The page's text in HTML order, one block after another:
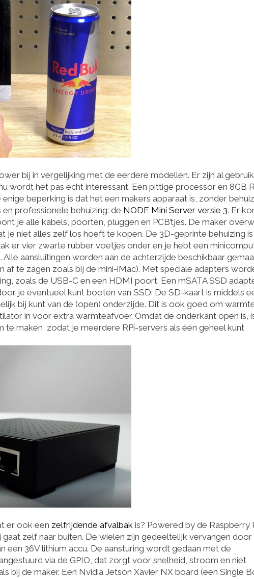
bij in vergelijking met de eerdere modellen. Er zijn al
wordt het pas echt interessant. Een pittige processor en 8GB
beperking is dat het een makers apparaat is, zonder
professionele behuizing: de NODE Mini Server versie 3. Er
je alle kabels, poorten, pluggen en PCB’tjes. De maker
je niet alles zelf los hoeft te kopen. De 3D-geprinte behuizing
er vier zwarte rubber voetjes onder en je hebt een
aansluitingen worden aan de achterzijde beschikbaar
te zagen zoals bij de mini-iMac). Met speciale adapters
zoals de USB-C en een HDMI poort. Een mSATA SSD
je eventueel kunt booten van SSD. De SD-kaart is middels
bij kunt van de (open) onderzijde. Dit is ook goed om
in voor extra warmteafvoer. Omdat de onderkant open is,
maken, zodat je meerdere RPi-servers als één geheel kunt
er ook een zelfrijdende afvalbak is? Powered by de Raspberry
zelf naar buiten. De wielen zijn gedeeltelijk vervangen door
36V lithium accu. De aansturing wordt gedaan met de
via de GPIO, dat zorgt voor snelheid, stroom en niet
bij de maker. Een Nvidia Jetson Xavier NX board (een Single